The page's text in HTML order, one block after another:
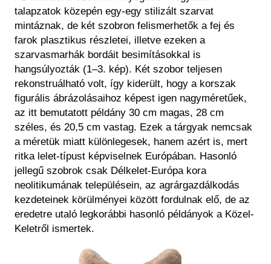
talapzatok közepén egy-egy stilizált szarvat
mintáznak, de két szobron felismerhetők a fej és
farok plasztikus részletei, illetve ezeken a
szarvasmarhák bordáit besimításokkal is
hangsúlyozták (1–3. kép). Két szobor teljesen
rekonstruálható volt, így kiderült, hogy a korszak
figurális ábrázolásaihoz képest igen nagyméretűek,
az itt bemutatott példány 30 cm magas, 28 cm
széles, és 20,5 cm vastag. Ezek a tárgyak nemcsak
a méretük miatt különlegesek, hanem azért is, mert
ritka lelet-típust képviselnek Európában. Hasonló
jellegű szobrok csak Délkelet-Európa kora
neolitikumának településein, az agrárgazdálkodás
kezdeteinek körülményei között fordulnak elő, de az
eredetre utaló legkorábbi hasonló példányok a Közel-
Keletről ismertek.